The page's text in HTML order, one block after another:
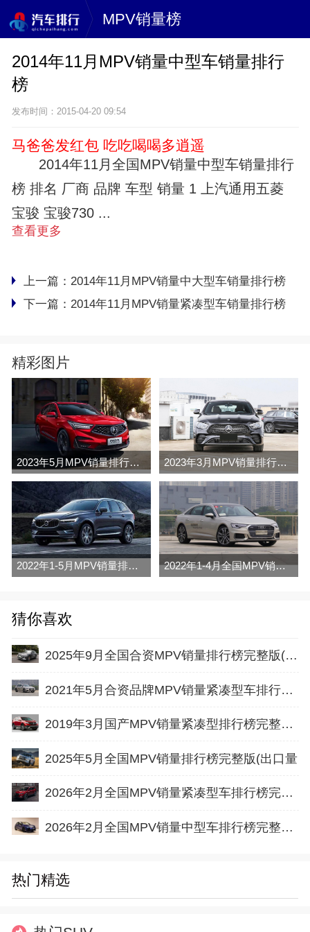
MPV销量榜
2014年11月MPV销量中型车销量排行
榜
发布时间：2015-04-20 09:54
马爸爸发红包 吃吃喝喝多逍遥
2014年11月全国MPV销量中型车销量排行
榜 排名 厂商 品牌 车型 销量 1 上汽通用五菱
宝骏 宝骏730 ...
查看更多
上一篇： 2014年11月MPV销量中大型车销量排行榜
下一篇： 2014年11月MPV销量紧凑型车销量排行榜
精彩图片
2023年5月MPV销量排行榜完整版名单 2023年3月MPV销量排行榜完整版名单
2022年1-5月MPV销量排行榜 2022年1-4月全国MPV销量排行榜完整版
猜你喜欢
2025年9月全国合资MPV销量排行榜完整版(批发量
2021年5月合资品牌MPV销量紧凑型车排行榜完整版名单
2019年3月国产MPV销量紧凑型排行榜完整版名单
2025年5月全国MPV销量排行榜完整版(出口量
2026年2月全国MPV销量紧凑型车排行榜完整版(出口量
2026年2月全国MPV销量中型车排行榜完整版(零售量
热门精选